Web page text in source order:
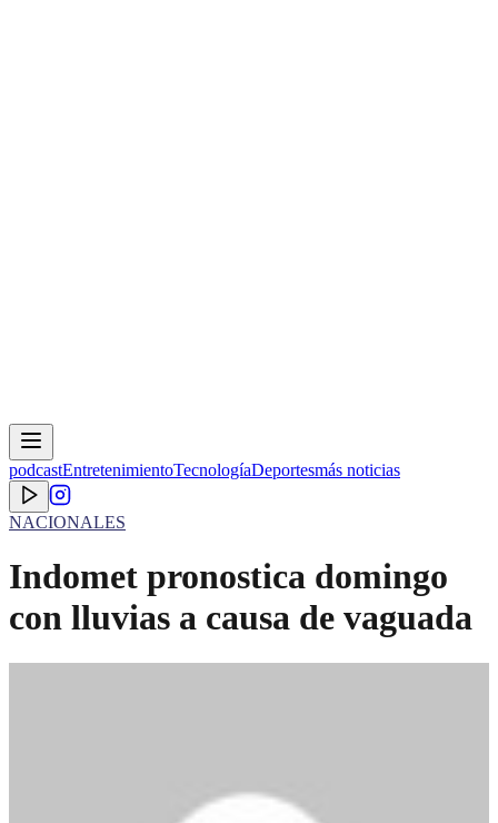
podcastEntretenimientoTecnologíaDeportesmás noticias
NACIONALES
Indomet pronostica domingo
con lluvias a causa de vaguada